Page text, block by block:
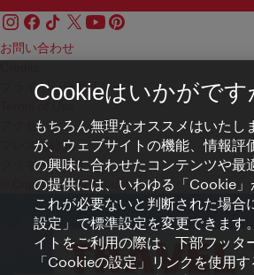
お問い合わせ
プライバシーポリシー
アクセシビリティ
プレス連絡先
クッキーの設定
© Copyright WienTourismus
Cookieはいかがです
もちろん無理なオススメはいたし
が、ウェブサイトの機能、情報評
の興味に合わせたコンテンツや最
の提供には、いわゆる「Cookie」
これが必要ないと判断された場合
設定」で標準設定を変更できます
イトをご利用の際は、下部フッタ
「Cookieの設定」リンクを使用